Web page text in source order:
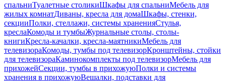
спальниТуалетные столикиШкафы для спальниМебель для
жилых комнатДиваны, кресла для домаШкафы, стенки,
секцииПолки, стеллажи, системы храненияСтулья,
креслаКомоды и тумбыЖурнальные столы, столы-
книгиКресла-качалки, кресла-маятникиМебель для
телевизораКомоды, тумбы под телевизорКронштейны, стойки
для телевизораКаминокомплекты под телевизорМебель для
прихожейСекции, тумбы в прихожуюПолки и системы
хранения в прихожуюВешалки, подставки для